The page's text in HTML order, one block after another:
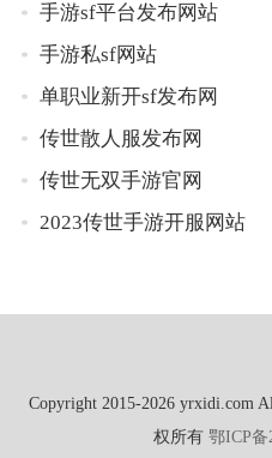
手游sf平台发布网站
手游私sf网站
单职业新开sf发布网
传世散人服发布网
传世无双手游官网
2023传世手游开服网站
Copyright 2015-2026 yrxidi.com
权所有 鄂ICP备